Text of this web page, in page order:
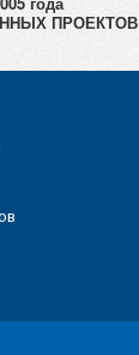
ПРОЕКТОВ